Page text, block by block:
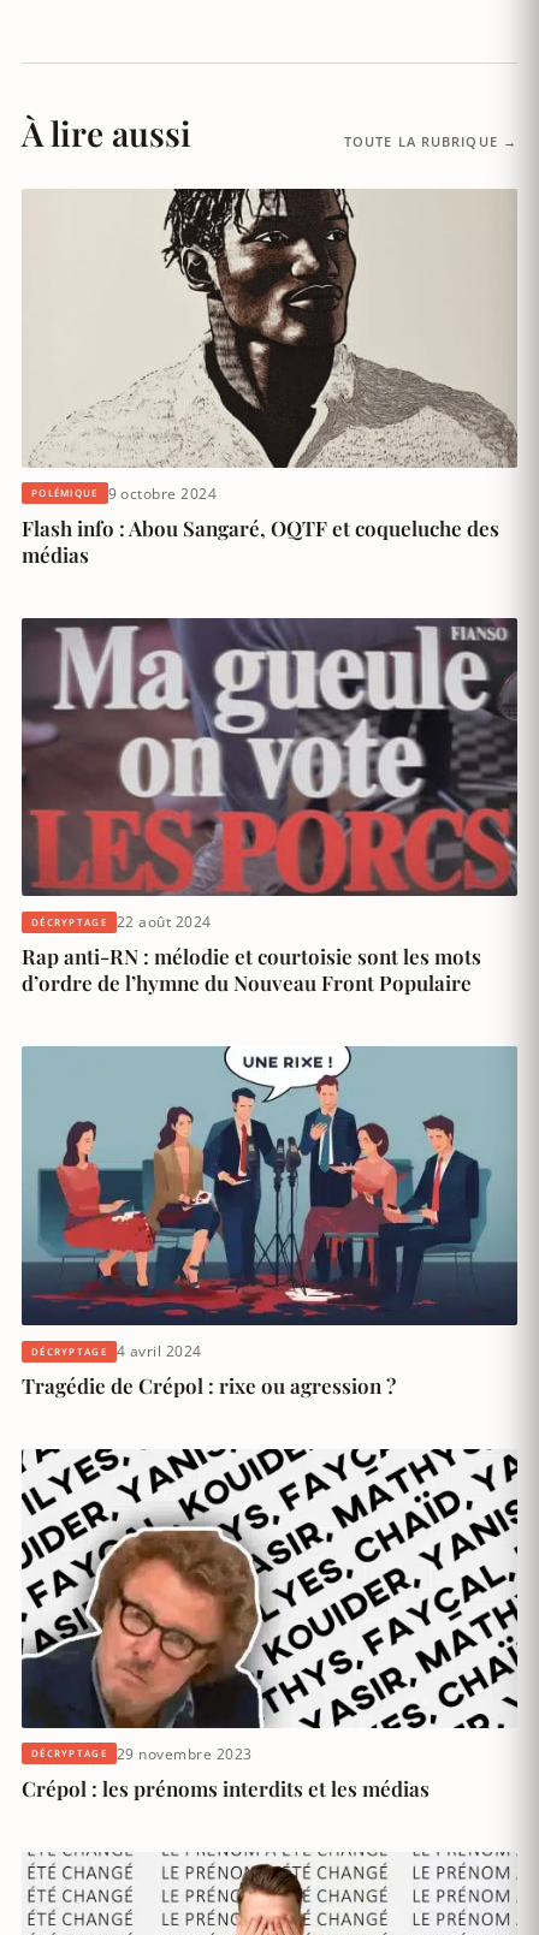
À lire aussi TOUTE LA RUBRIQUE →
POLÉMIQUE 9 octobre 2024
Flash info : Abou Sangaré, OQTF et coqueluche des
médias
DÉCRYPTAGE 22 août 2024
Rap anti-RN : mélodie et courtoisie sont les mots
d’ordre de l’hymne du Nouveau Front Populaire
DÉCRYPTAGE 4 avril 2024
Tragédie de Crépol : rixe ou agression ?
DÉCRYPTAGE 29 novembre 2023
Crépol : les prénoms interdits et les médias